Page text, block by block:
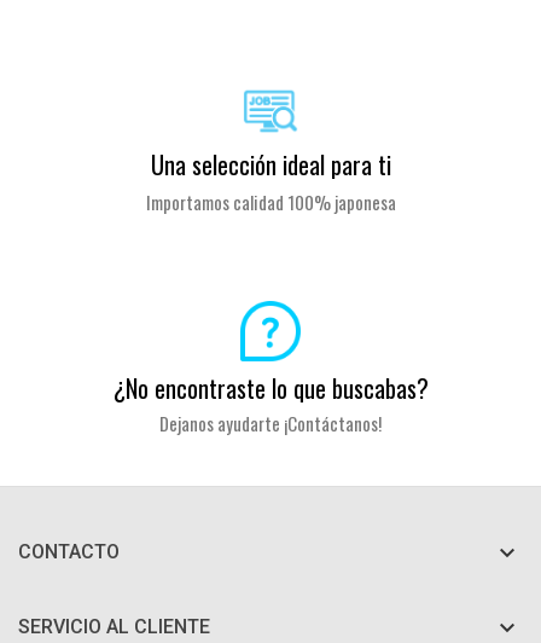
Una selección ideal para ti
Importamos calidad 100% japonesa
¿No encontraste lo que buscabas?
Dejanos ayudarte ¡Contáctanos!
CONTACTO 
SERVICIO AL CLIENTE 